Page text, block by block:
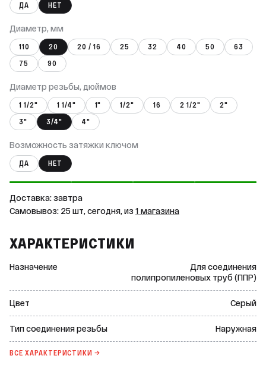
ДА НЕТ
Диаметр, мм
110 20 20 / 16 25 32 40 50
63
75
90
Диаметр резьбы, дюймов
1 1/2" 1 1/4" 1" 1/2" 16 2 1/2"
2"
3"
3/4" 4"
Возможность затяжки ключом
ДА НЕТ
Доставка: завтра
Самовывоз: 25 шт, сегодня, из 1 магазина
ХАРАКТЕРИСТИКИ
Назначение
Для соединения
полипропиленовых труб (ППР)
Цвет Серый
Тип соединения резьбы Наружная
ВСЕ ХАРАКТЕРИСТИКИ →